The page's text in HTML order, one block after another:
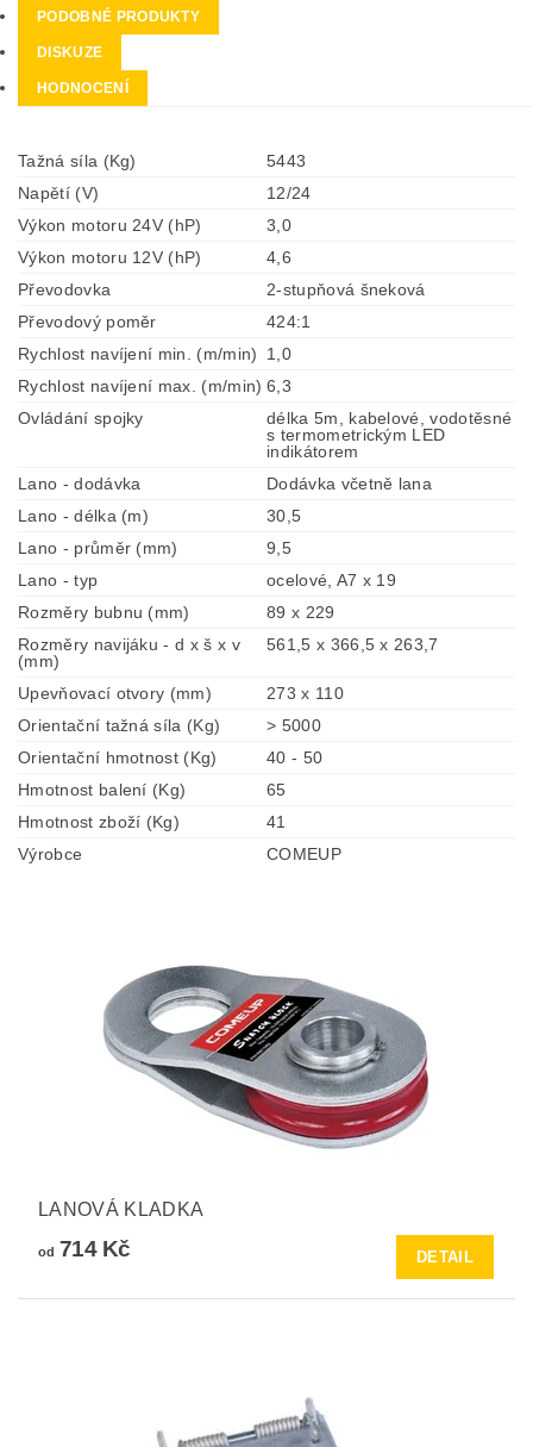
PODOBNÉ PRODUKTY
DISKUZE
HODNOCENÍ
Tažná síla (Kg)
5443
Napětí (V)
12/24
Výkon motoru 24V (hP)
3,0
Výkon motoru 12V (hP)
4,6
Převodovka
2-stupňová šneková
Převodový poměr
424:1
Rychlost navíjení min. (m/min)
1,0
Rychlost navíjení max. (m/min) 6,3
Ovládání spojky
délka 5m, kabelové, vodotěsné
s termometrickým LED
indikátorem
Lano - dodávka
Dodávka včetně lana
Lano - délka (m)
30,5
Lano - průměr (mm)
9,5
Lano - typ
ocelové, A7 x 19
Rozměry bubnu (mm)
89 x 229
Rozměry navijáku - d x š x v
(mm)
561,5 x 366,5 x 263,7
Upevňovací otvory (mm)
273 x 110
Orientační tažná síla (Kg)
> 5000
Orientační hmotnost (Kg)
40 - 50
Hmotnost balení (Kg)
65
Hmotnost zboží (Kg)
41
Výrobce
COMEUP
LANOVÁ KLADKA
od 714 Kč DETAIL